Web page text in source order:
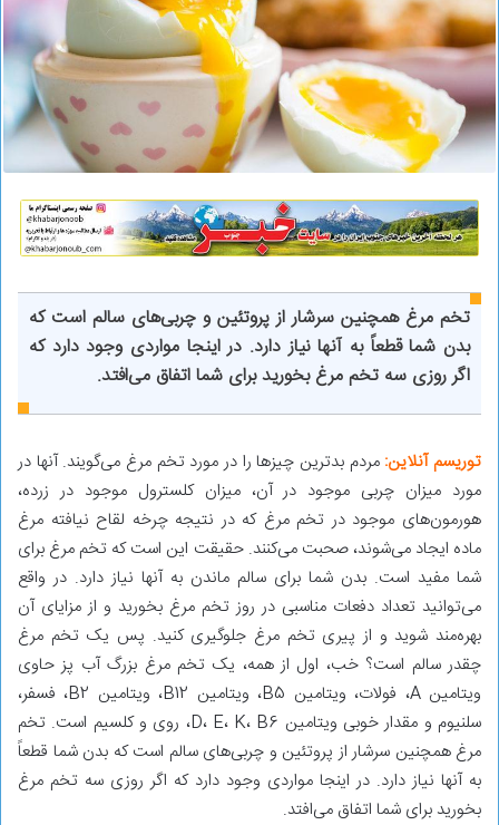
تخم مرغ همچنین سرشار از پروتئین و چربی‌های سالم است که
بدن شما قطعاً به آنها نیاز دارد. در اینجا مواردی وجود دارد که
اگر روزی سه تخم مرغ بخورید برای شما اتفاق می‌افتد.
توریسم آنلاین: مردم بدترین چیزها را در مورد تخم مرغ می‌گویند. آنها در
مورد میزان چربی موجود در آن، میزان کلسترول موجود در زرده،
هورمون‌های موجود در تخم مرغ که در نتیجه چرخه لقاح نیافته مرغ
ماده ایجاد می‌شوند، صحبت می‌کنند. حقیقت این است که تخم مرغ برای
شما مفید است. بدن شما برای سالم ماندن به آنها نیاز دارد. در واقع
می‌توانید تعداد دفعات مناسبی در روز تخم مرغ بخورید و از مزایای آن
بهره‌مند شوید و از پیری تخم مرغ جلوگیری کنید. پس یک تخم مرغ
چقدر سالم است؟ خب، اول از همه، یک تخم مرغ بزرگ آب پز حاوی
ویتامین A، فولات، ویتامین B5، ویتامین B12، ویتامین B2، فسفر،
سلنیوم و مقدار خوبی ویتامین D، E، K، B6، روی و کلسیم است. تخم
مرغ همچنین سرشار از پروتئین و چربی‌های سالم است که بدن شما قطعاً
به آنها نیاز دارد. در اینجا مواردی وجود دارد که اگر روزی سه تخم مرغ
بخورید برای شما اتفاق می‌افتد.